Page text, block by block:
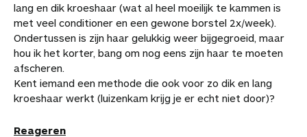
lang en dik kroeshaar (wat al heel moeilijk te kammen is
met veel conditioner en een gewone borstel 2x/week).
Ondertussen is zijn haar gelukkig weer bijgegroeid, maar
hou ik het korter, bang om nog eens zijn haar te moeten
afscheren.
Kent iemand een methode die ook voor zo dik en lang
kroeshaar werkt (luizenkam krijg je er echt niet door)?
Reageren